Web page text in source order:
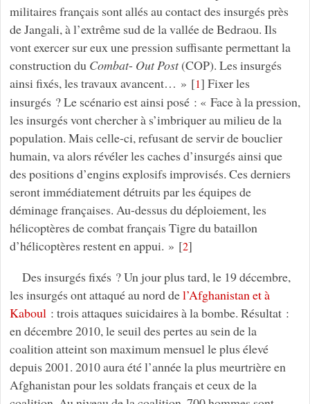
militaires français sont allés au contact des insurgés près
de Jangali, à l’extrême sud de la vallée de Bedraou. Ils
vont exercer sur eux une pression suffisante permettant la
construction du Combat- OutPost(COP). Les insurgés
ainsi fixés, les travaux avancent… » [1] Fixer les
insurgés ? Le scénario est ainsi posé : « Face à la pression,
les insurgés vont chercher à s’imbriquer au milieu de la
population. Mais celle-ci, refusant de servir de bouclier
humain, va alors révéler les caches d’insurgés ainsi que
des positions d’engins explosifs improvisés. Ces derniers
seront immédiatement détruits par les équipes de
déminage françaises. Au-dessus du déploiement, les
hélicoptères de combat français Tigre du bataillon
d’hélicoptères restent en appui. » [2]
Des insurgés fixés ? Un jour plus tard, le 19 décembre,
les insurgés ont attaqué au nord del’Afghanistan et à
Kaboul: trois attaques suicidaires à la bombe. Résultat :
en décembre 2010, le seuil des pertes au sein de la
coalition atteint son maximum mensuel le plus élevé
depuis 2001. 2010 aura été l’année la plus meurtrière en
Afghanistan pour les soldats français et ceux de la